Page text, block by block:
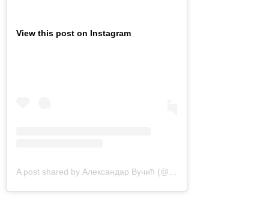
View this post on Instagram